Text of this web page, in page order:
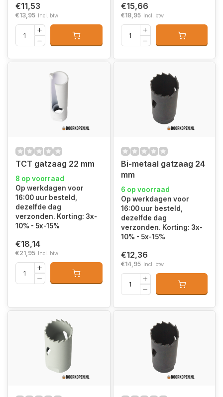
€11,53
€13,95 Incl. btw
€15,66
€18,95 Incl. btw
TCT gatzaag 22 mm
8 op voorraad
Op werkdagen voor
16:00 uur besteld,
dezelfde dag
verzonden. Korting: 3x-
10% - 5x-15%
€18,14
€21,95 Incl. btw
Bi-metaal gatzaag 24
mm
6 op voorraad
Op werkdagen voor
16:00 uur besteld,
dezelfde dag
verzonden. Korting: 3x-
10% - 5x-15%
€12,36
€14,95 Incl. btw